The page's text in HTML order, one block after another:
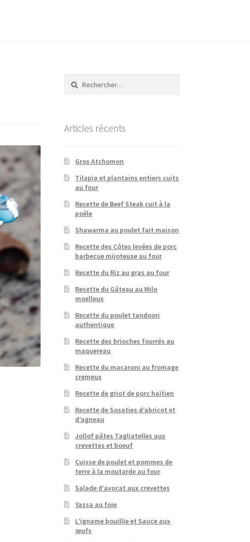
Rechercher :
Articles récents
Gros Atchomon
Tilapia et plantains entiers cuits
au four
Recette de Beef Steak cuit à la
poêle
Shawarma au poulet fait maison
Recette des Côtes levées de porc
barbecue mijoteuse au four
Recette du Riz au gras au four
Recette du Gâteau au Milo
moelleux
Recette du poulet tandoori
authentique
Recette des brioches fourrés au
maquereau
Recette du macaroni au fromage
cremeux
Recette de griot de porc haïtien
Recette de Sosaties d’abricot et
d’agneau
Jollof pâtes Tagliatelles aux
crevettes et boeuf
Cuisse de poulet et pommes de
terre à la moutarde au four
Salade d’avocat aux crevettes
Yassa au foie
L’igname bouillie et Sauce aux
œufs